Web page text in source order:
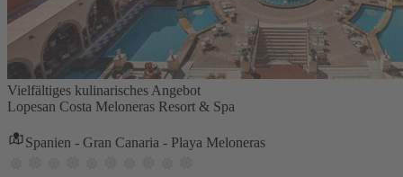
Vielfältiges kulinarisches Angebot
Lopesan Costa Meloneras Resort & Spa
Spanien - Gran Canaria - Playa Meloneras